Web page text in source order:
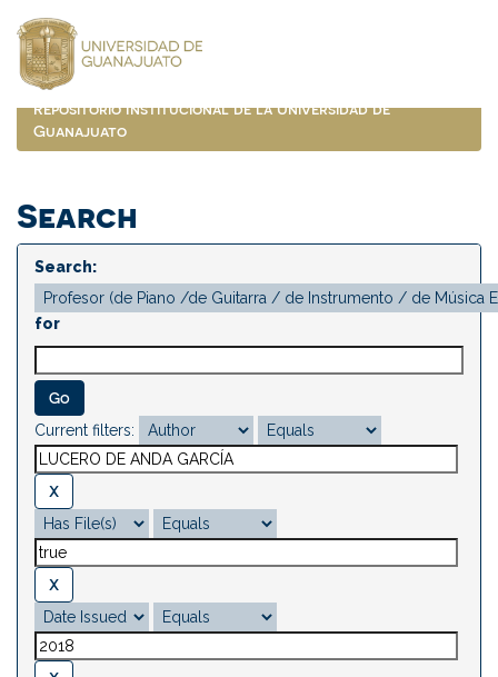
navigation
Repositorio Institucional de la Universidad de
Guanajuato
Search
Search:
for
Current filters: